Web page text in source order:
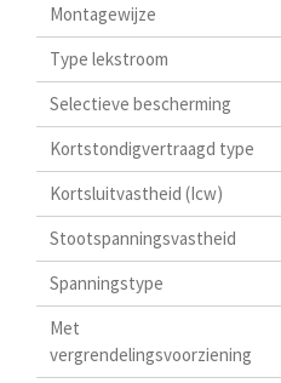
Montagewijze
Type lekstroom
Selectieve bescherming
Kortstondigvertraagd type
Kortsluitvastheid (Icw)
Stootspanningsvastheid
Spanningstype
Met
vergrendelingsvoorziening